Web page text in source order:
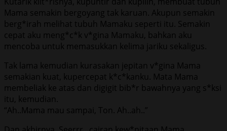
Mama semakin bergoyang tak karuan. Akupun semakin
berg*irah melihat tubuh Mamaku seperti itu. Semakin
cepat aku meng*c*k v*gina Mamaku, bahkan aku
mencoba untuk memasukkan kelima jariku sekaligus.
Tak lama kemudian kurasakan jepitan v*gina Mama
semakian kuat, kupercepat k*c*kanku. Mata Mama
membeliak ke atas dan digigit bib*r bawahnya yang s*ksi
itu, kemudian.
“Ah..Mama mau sampai, Ton. Ah..ah..”